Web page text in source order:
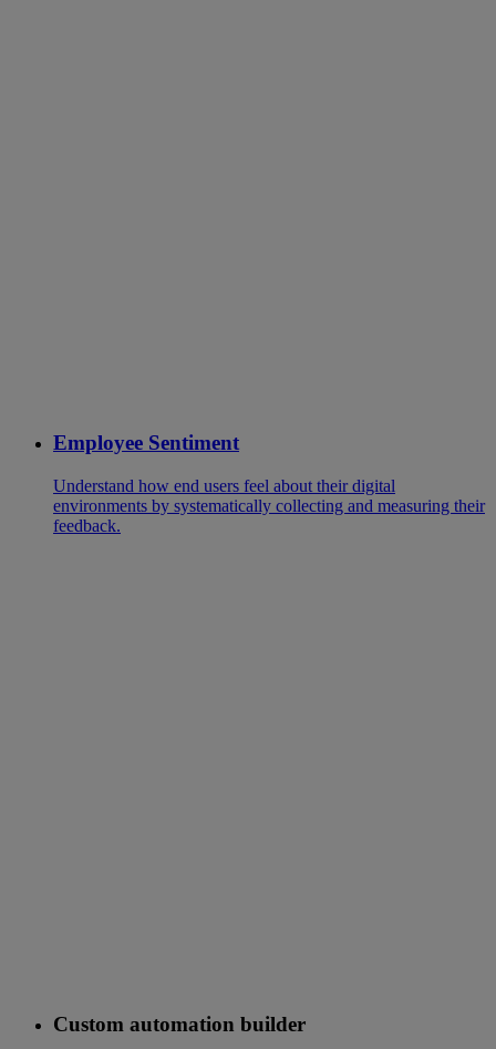
Employee Sentiment
Understand how end users feel about their digital
environments by systematically collecting and measuring their
feedback.
Custom automation builder